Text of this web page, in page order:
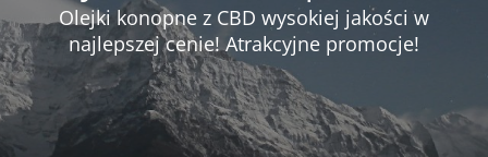
Olejki konopne z CBD wysokiej jakości w
najlepszej cenie! Atrakcyjne promocje!